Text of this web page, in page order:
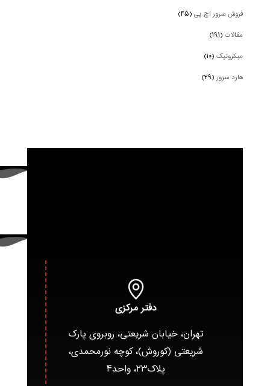
فروش سرور اچ پی(۴۵)
مقالات(۱۹۱)
میکروتیک(۱۰)
هارد سرور(۲۹)
دفتر مرکزی
تهران، خیابان شریعتی، روبروی پارک
شریعتی (کوروش)، کوچه نورمحمدی،
پلاک۲۳، واحد۴